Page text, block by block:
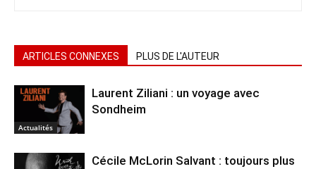
ARTICLES CONNEXES PLUS DE L'AUTEUR
Actualités
Laurent Ziliani : un voyage avec
Sondheim
Cécile McLorin Salvant : toujours plus